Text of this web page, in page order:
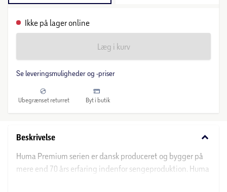
Ikke på lager online
Læg i kurv
Se leveringsmuligheder og -priser
Ubegrænset returret Byt i butik
Beskrivelse keyboard_arrow_down
Huma Premium serien er dansk produceret og bygger på
mere end 70 års erfaring indenfor sengeproduktion. Huma